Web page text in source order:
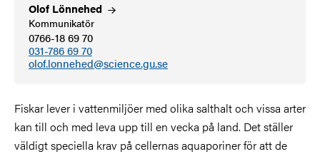
Olof Lönnehed
Kommunikatör
0766-18 69 70
031-786 69 70
olof.lonnehed@science.gu.se
Fiskar lever i vattenmiljöer med olika salthalt och vissa arter
kan till och med leva upp till en vecka på land. Det ställer
väldigt speciella krav på cellernas aquaporiner för att de